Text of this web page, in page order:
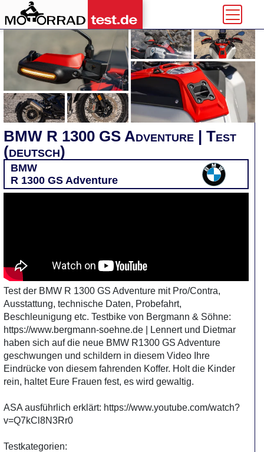
BMW R 1300 GS Adventure | Test
(deutsch)
BMW
R 1300 GS Adventure
Test der BMW R 1300 GS Adventure mit Pro/Contra,
Ausstattung, technische Daten, Probefahrt,
Beschleunigung etc. Testbike von Bergmann & Söhne:
https://www.bergmann-soehne.de | Lennert und Dietmar
haben sich auf die neue BMW R1300 GS Adventure
geschwungen und schildern in diesem Video Ihre
Eindrücke von diesem fahrenden Koffer. Holt die Kinder
rein, haltet Eure Frauen fest, es wird gewaltig.
ASA ausführlich erklärt: https://www.youtube.com/watch?
v=Q7kCl8N3Rr0
Testkategorien: